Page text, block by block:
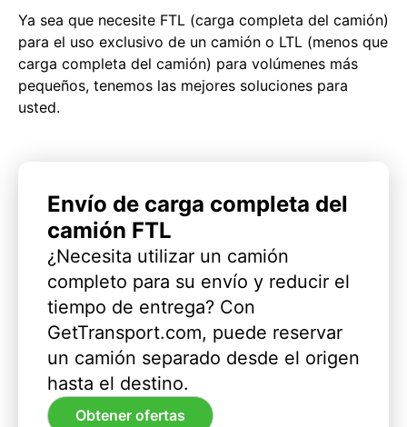
Ya sea que necesite FTL (carga completa del camión)
para el uso exclusivo de un camión o LTL (menos que
carga completa del camión) para volúmenes más
pequeños, tenemos las mejores soluciones para
usted.
Envío de carga completa del
camión FTL
¿Necesita utilizar un camión
completo para su envío y reducir el
tiempo de entrega? Con
GetTransport.com, puede reservar
un camión separado desde el origen
hasta el destino.
Obtener ofertas